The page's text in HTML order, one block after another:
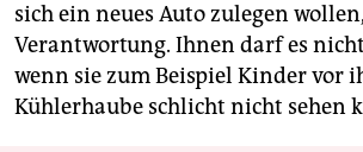
sich ein neues Auto zulegen
Verantwortung. Ihnen darf es
wenn sie zum Beispiel Kinder vor
Kühlerhaube schlicht nicht sehen